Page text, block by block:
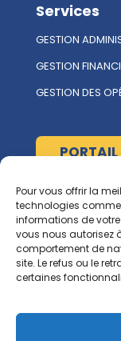
Pour vous offrir la
technologies
informations de
vous nous autorisez
comportement de
site. Le refus ou le
certaines
Services
GESTION
GESTION
GESTION DES
PORTAIL
À propos
L'ÉQUIPE
NOUS